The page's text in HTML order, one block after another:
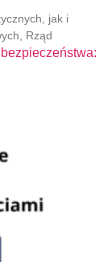
jak i
Rząd